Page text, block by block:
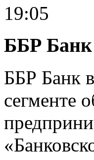
19:05
ББР Банк
ББР Банк
сегменте